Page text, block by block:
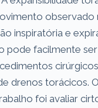
observado
inspiratória e
pode facilmente
drenos torácicos.
foi avaliar